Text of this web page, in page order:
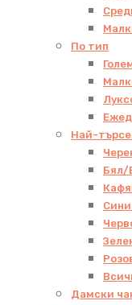
По тип
Най-
Бял/
Дамски